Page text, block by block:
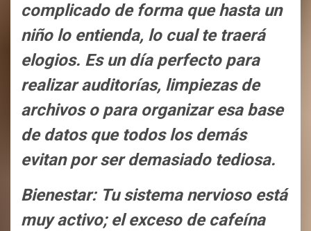
complicado de forma que hasta un
niño lo entienda, lo cual te traerá
elogios. Es un día perfecto para
realizar auditorías, limpiezas de
archivos o para organizar esa base
de datos que todos los demás
evitan por ser demasiado tediosa.
Bienestar: Tu sistema nervioso está
muy activo; el exceso de cafeína